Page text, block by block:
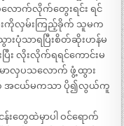
ောက်လိုက်တွေးရင်း ရင်
းကိုလှမ်းကြည့်ခိုက် သူမက
းပုံသာရပြီးစိတ်ဆိုးဟန်မ
ြီး လိုးလိုက်ရရင်ကောင်းမ
မောလှပသလောက် ဖွံ့ထွား
အငယ်မကသာ ပို၍လွယ်ကူ
းတွေထဲမှာပါ ဝင်ရောက်